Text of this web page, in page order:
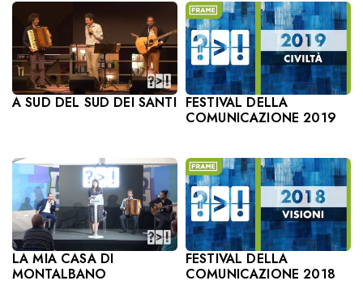
A SUD DEL SUD DEI SANTI FESTIVAL DELLA
COMUNICAZIONE 2019
LA MIA CASA DI
MONTALBANO
FESTIVAL DELLA
COMUNICAZIONE 2018